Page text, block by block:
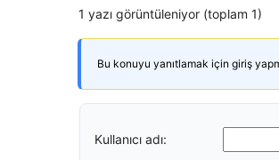
1 yazı görüntüleniyor (toplam 1)
Bu konuyu yanıtlamak için giriş
Kullanıcı adı: